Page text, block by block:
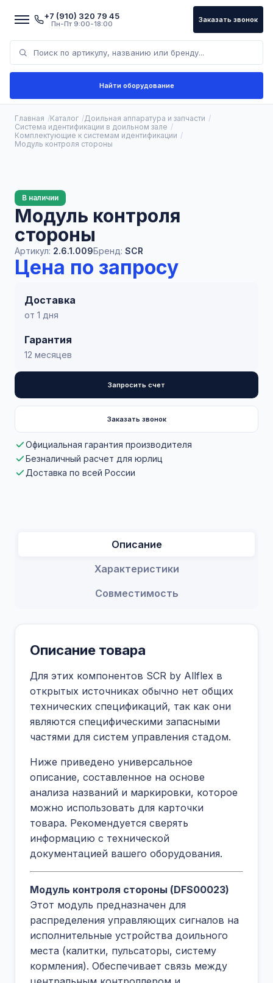
+7 (910) 320 79 45
Пн-Пт 9:00-18:00 Заказать звонок
Найти оборудование
Главная Каталог
Доильная аппаратура и запчасти
Система идентификации в доильном зале
Комплектующие к системам идентификации
Модуль контроля стороны
В наличии
Модуль контроля
стороны
Артикул: 2.6.1.009Бренд: SCR
Цена по запросу
Доставка
от 1 дня
Гарантия
12 месяцев
Запросить счет
Заказать звонок
Официальная гарантия производителя
Безналичный расчет для юрлиц
Доставка по всей России
Описание
Характеристики
Совместимость
Описание товара
Для этих компонентов SCR by Allflex в
открытых источниках обычно нет общих
технических спецификаций, так как они
являются специфическими запасными
частями для систем управления стадом.
Ниже приведено универсальное
описание, составленное на основе
анализа названий и маркировки, которое
можно использовать для карточки
товара. Рекомендуется сверять
информацию с технической
документацией вашего оборудования.
Модуль контроля стороны (DFS00023)
Этот модуль предназначен для
распределения управляющих сигналов на
исполнительные устройства доильного
места (калитки, пульсаторы, систему
кормления). Обеспечивает связь между